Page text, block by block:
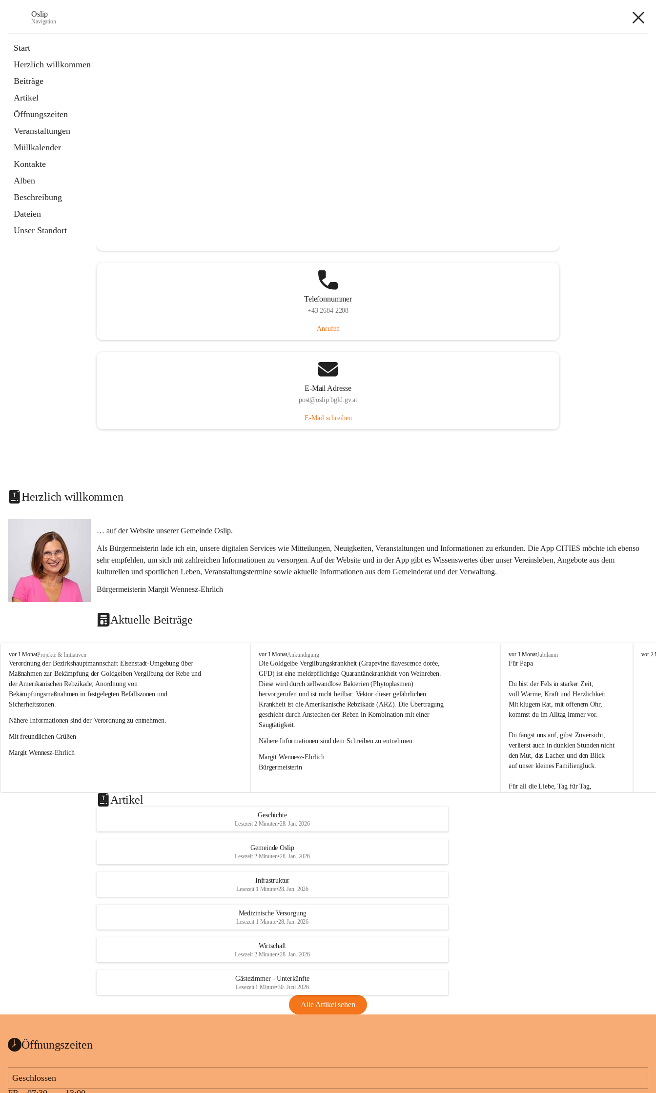
Oslip
Navigation
Start
Herzlich willkommen
Beiträge
Artikel
Öffnungszeiten
Veranstaltungen
Müllkalender
Kontakte
Alben
Beschreibung
Dateien
Unser Standort
Telefonnummer
+43 2684 2208
Anrufen
E-Mail Adresse
post@oslip.bgld.gv.at
E-Mail schreiben
Herzlich willkommen
… auf der Website unserer Gemeinde Oslip.
Als Bürgermeisterin lade ich ein, unsere digitalen Services wie Mitteilungen, Neuigkeiten, Veranstaltungen und Informationen zu erkunden. Die App CITIES möchte ich ebenso
sehr empfehlen, um sich mit zahlreichen Informationen zu versorgen. Auf der Website und in der App gibt es Wissenswertes über unser Vereinsleben, Angebote aus dem
kulturellen und sportlichen Leben, Veranstaltungstermine sowie aktuelle Informationen aus dem Gemeinderat und der Verwaltung.
Bürgermeisterin Margit Wennesz-Ehrlich
Aktuelle Beiträge
O
s
l
i
p
vor 1 MonatProjekte & Initiativen
Verordnung der Bezirkshauptmannschaft Eisenstadt-Umgebung über
Maßnahmen zur Bekämpfung der Goldgelben Vergilbung der Rebe und
der Amerikanischen Rebzikade; Anordnung von
Bekämpfungsmaßnahmen in festgelegten Befallszonen und
Sicherheitszonen.
Nähere Informationen sind der Verordnung zu entnehmen.
Mit freundlichen Grüßen
Margit Wennesz-Ehrlich
O
s
l
i
p
vor 1 MonatAnkündigung
Die Goldgelbe Vergilbungskrankheit (Grapevine flavescence dorée,
GFD) ist eine meldepflichtige Quarantänekrankheit von Weinreben.
Diese wird durch zellwandlose Bakterien (Phytoplasmen)
hervorgerufen und ist nicht heilbar. Vektor dieser gefährlichen
Krankheit ist die Amerikanische Rebzikade (ARZ). Die Übertragung
geschieht durch Anstechen der Reben in Kombination mit einer
Saugtätigkeit.
Nähere Informationen sind dem Schreiben zu entnehmen.
Margit Wennesz-Ehrlich
Bürgermeisterin
O
s
i
vor 1 MonatJubiläum
Für Papa
Du bist der Fels in starker Zeit,
voll Wärme, Kraft und Herzlichkeit.
Mit klugem Rat, mit offenem Ohr,
kommst du im Alltag immer vor.
Du fängst uns auf, gibst Zuversicht,
verlierst auch in dunklen Stunden nicht
den Mut, das Lachen und den Blick
auf unser kleines Familienglück.
Für all die Liebe, Tag für Tag,
O
vor 2
Artikel
Geschichte
Lesezeit 2 Minuten•28. Jan. 2026
Gemeinde Oslip
Lesezeit 2 Minuten•28. Jan. 2026
Infrastruktur
Lesezeit 1 Minute•28. Jan. 2026
Medizinische Versorgung
Lesezeit 1 Minute•28. Jan. 2026
Wirtschaft
Lesezeit 2 Minuten•28. Jan. 2026
Gästezimmer - Unterkünfte
Lesezeit 1 Minute•30. Juni 2026
Alle Artikel sehen
Öffnungszeiten
Geschlossen